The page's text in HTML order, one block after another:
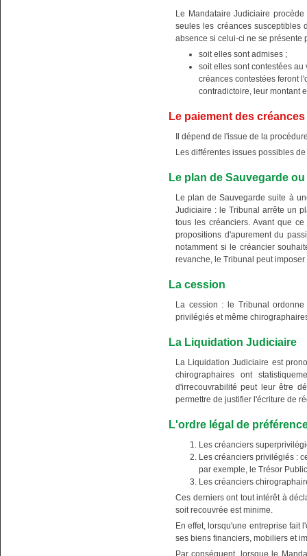
Le Mandataire Judiciaire
seules les créances susceptibles
absence si celui-ci ne se présente
soit elles sont admises ;
soit elles sont contestées
créances contestées feront
contradictoire, leur montant
Le paiement des créances
Il dépend de l'issue de la
Les différentes issues possibles
Le plan de Sauvegarde
Le plan de Sauvegarde suite à
Judiciaire : le Tribunal arrête un
tous les créanciers. Avant que
propositions d'apurement du
notamment si le créancier
revanche, le Tribunal peut
La cession
La cession : le Tribunal
privilégiés et même
La Liquidation Judiciaire
La Liquidation Judiciaire est
chirographaires ont
d'irrecouvrabilité peut leur être
permettre de justifier l'écriture de
L'ordre légal de
Les créanciers
Les créanciers privilégiés :
par exemple, le Trésor
Les créanciers
Ces derniers ont tout intérêt à
soit recouvrée est minime.
En effet, lorsqu'une entreprise fait
ses biens financiers, mobiliers et
Par conséquent, lorsque le